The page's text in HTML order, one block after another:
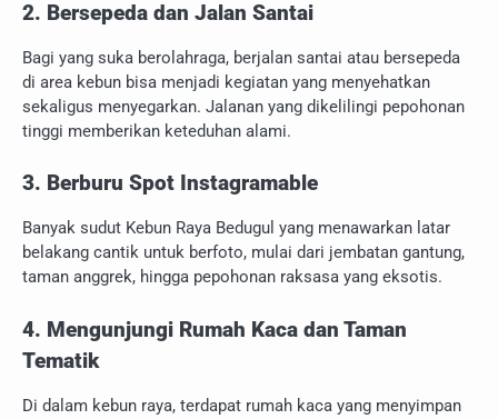
2. Bersepeda dan Jalan Santai
Bagi yang suka berolahraga, berjalan santai atau bersepeda
di area kebun bisa menjadi kegiatan yang menyehatkan
sekaligus menyegarkan. Jalanan yang dikelilingi pepohonan
tinggi memberikan keteduhan alami.
3. Berburu Spot Instagramable
Banyak sudut Kebun Raya Bedugul yang menawarkan latar
belakang cantik untuk berfoto, mulai dari jembatan gantung,
taman anggrek, hingga pepohonan raksasa yang eksotis.
4. Mengunjungi Rumah Kaca dan Taman
Tematik
Di dalam kebun raya, terdapat rumah kaca yang menyimpan